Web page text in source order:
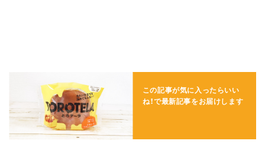
この記事が気に入ったらいい
ね！で最新記事をお届けします